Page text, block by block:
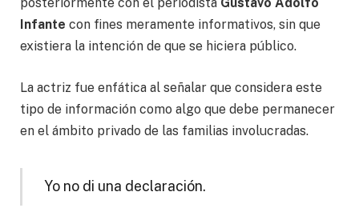
Infante con fines meramente informativos, sin que
existiera la intención de que se hiciera público.
La actriz fue enfática al señalar que considera este
tipo de información como algo que debe permanecer
en el ámbito privado de las familias involucradas.
Yo no di una declaración.